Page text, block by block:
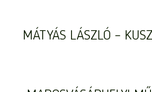
MÁTYÁS LÁSZLÓ –